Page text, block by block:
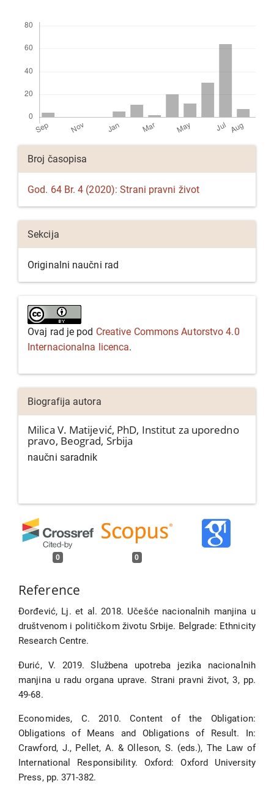
Detalji
članka
Broj časopisa
God. 64 Br. 4 (2020): Strani pravni život
Sekcija
Originalni naučni rad
Ovaj rad je pod Creative Commons Autorstvo 4.0
Internacionalna licenca.
Biografija autora
Milica V. Matijević, PhD, Institut za uporedno
pravo, Beograd, Srbija
naučni saradnik
0 0
Reference
Đorđević, Lj. et al. 2018. Učešće nacionalnih manjina u
društvenom i političkom životu Srbije. Belgrade: Ethnicity
Research Centre.
Đurić, V. 2019. Službena upotreba jezika nacionalnih
manjina u radu organa uprave. Strani pravni život, 3, pp.
49-68.
Economides, C. 2010. Content of the Obligation:
Obligations of Means and Obligations of Result. In:
Crawford, J., Pellet, A. & Olleson, S. (eds.), The Law of
International Responsibility. Oxford: Oxford University
Press, pp. 371-382.